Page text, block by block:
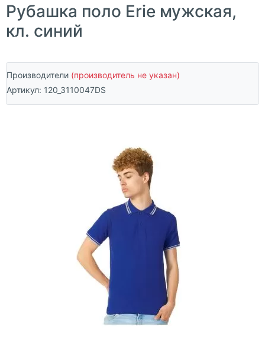
Рубашка поло Erie мужская,
кл. синий
Производители (производитель не указан)
Артикул: 120_3110047DS